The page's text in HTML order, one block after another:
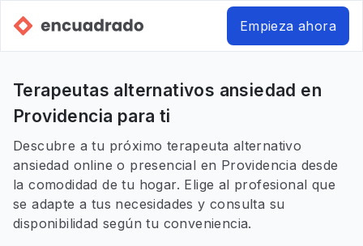
Empieza ahora
Terapeutas alternativos ansiedad en
Providencia para ti
Descubre a tu próximo terapeuta alternativo
ansiedad online o presencial en Providencia desde
la comodidad de tu hogar. Elige al profesional que
se adapte a tus necesidades y consulta su
disponibilidad según tu conveniencia.